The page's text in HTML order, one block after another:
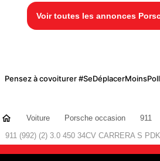
Voir toutes les annonces
Pensez à covoiturer
Voiture Porsche occasion
911
911 (992) (2) 3.0 450 34CV CARRERA S